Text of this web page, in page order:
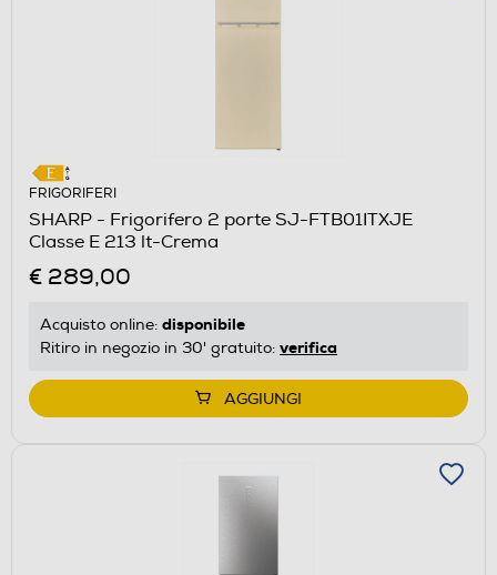
FRIGORIFERI
SHARP - Frigorifero 2 porte SJ-FTB01ITXJE
Classe E 213 lt-Crema
€ 289,00
Acquisto online: disponibile
Ritiro in negozio in 30' gratuito: verifica
AGGIUNGI